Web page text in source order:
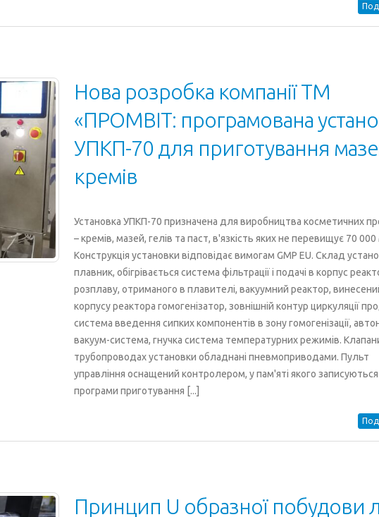
Нова розробка компанії ТМ
«ПРОМВІТ: програмована
УПКП-70 для приготування
кремів
Установка УПКП-70 призначена для виробництва косметичних
– кремів, мазей, гелів та паст, в'язкість яких не перевищує 70
Конструкція установки відповідає вимогам GMP EU. Склад
плавник, обігрівається система фільтрації і подачі в корпус
розплаву, отриманого в плавителі, вакуумний реактор,
корпусу реактора гомогенізатор, зовнішній контур циркуляції
система введення сипких компонентів в зону гомогенізації,
вакуум-система, гнучка система температурних режимів.
трубопроводах установки обладнані пневмоприводами. Пульт
управління оснащений контролером, у пам'яті якого записуються
програми приготування [...]
Принцип U образної побудови